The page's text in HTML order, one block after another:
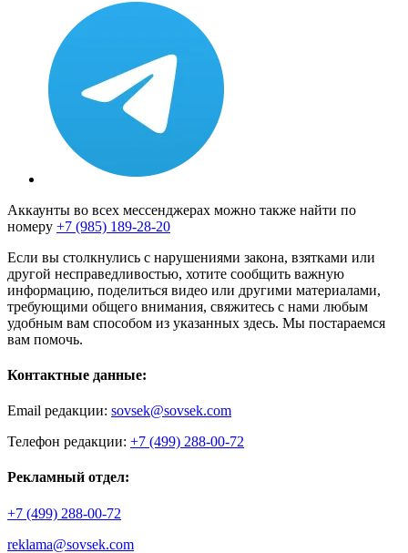
Аккаунты во всех мессенджерах можно также найти по
номеру +7 (985) 189-28-20
Если вы столкнулись с нарушениями закона, взятками или
другой несправедливостью, хотите сообщить важную
информацию, поделиться видео или другими материалами,
требующими общего внимания, свяжитесь с нами любым
удобным вам способом из указанных здесь. Мы постараемся
вам помочь.
Контактные данные:
Email редакции: sovsek@sovsek.com
Телефон редакции: +7 (499) 288-00-72
Рекламный отдел:
+7 (499) 288-00-72
reklama@sovsek.com